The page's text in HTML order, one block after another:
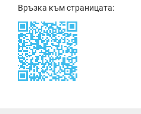
Връзка към страницата: